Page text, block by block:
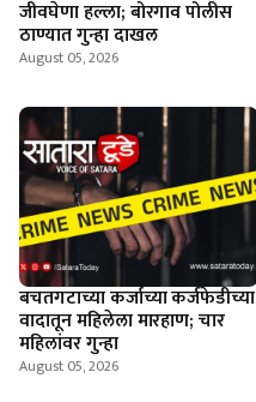
जीवघेणा हल्ला; बोरगाव पोलीस
ठाण्यात गुन्हा दाखल
August 05, 2026
बचतगटाच्या कर्जाच्या कर्जफेडीच्या
वादातून महिलेला मारहाण; चार
महिलांवर गुन्हा
August 05, 2026